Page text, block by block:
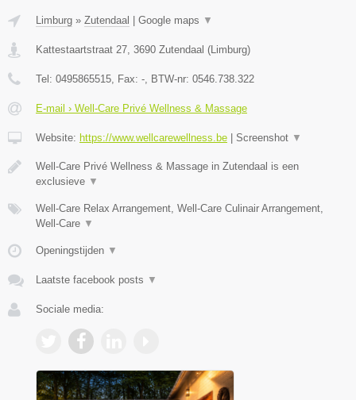
Limburg » Zutendaal | Google maps ▼
Kattestaartstraat 27 3690 Zutendaal (Limburg)
Tel: 0495865515 , Fax: - , BTW-nr: 0546.738.322
E-mail › Well-Care Privé Wellness & Massage
Website: https://www.wellcarewellness.be | Screenshot ▼
Well-Care Privé Wellness & Massage in Zutendaal is een
exclusieve ▼
Well-Care Relax Arrangement, Well-Care Culinair Arrangement,
Well-Care ▼
Openingstijden ▼
Laatste facebook posts ▼
Sociale media: